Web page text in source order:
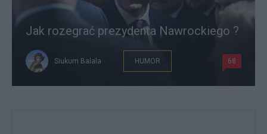
Jak rozegrać prezydenta Nawrockiego ?
Siukum Balala HUMOR 68